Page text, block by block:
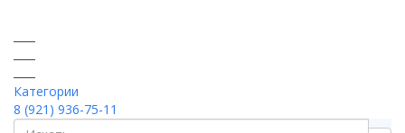
Категории
8 (921) 936-75-11